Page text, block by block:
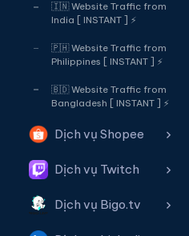
🇮🇳 Website Traffic from
India [ INSTANT ] ⚡
🇵🇭 Website Traffic from
Philippines [ INSTANT ] ⚡
🇧🇩 Website Traffic from
Bangladesh [ INSTANT ] ⚡
Dịch vụ Shopee
Dịch vụ Twitch
Dịch vụ Bigo.tv
lớn.
Thuê Proxy
Proxy dân cư
cao.
Giải Trí
Thư giãn và có
khoản.